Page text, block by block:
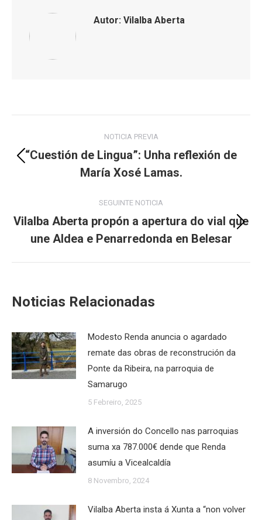
Autor: Vilalba Aberta
navigation
NOTICIA PREVIA
Previous
post:
“Cuestión de Lingua”: Unha reflexión de
María Xosé Lamas.
SEGUINTE NOTICIA
Next
post:
Vilalba Aberta propón a apertura do vial que
une Aldea e Penarredonda en Belesar
Noticias Relacionadas
Modesto Renda anuncia o agardado
remate das obras de reconstrución da
Ponte da Ribeira, na parroquia de
Samarugo
5 Febreiro, 2025
A inversión do Concello nas parroquias
suma xa 787.000€ dende que Renda
asumíu a Vicealcaldía
8 Novembro, 2024
Vilalba Aberta insta á Xunta a “non volver